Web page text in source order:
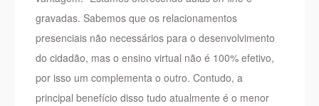
gravadas. Sabemos que os relacionamentos
presenciais não necessários para o desenvolvimento
do cidadão, mas o ensino virtual não é 100% efetivo,
por isso um complementa o outro. Contudo, a
principal benefício disso tudo atualmente é o menor